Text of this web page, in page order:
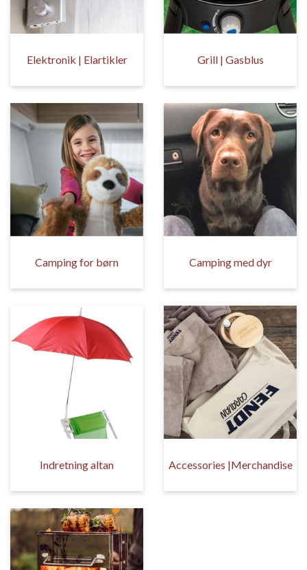
Elektronik | Elartikler Grill | Gasblus
Camping for børn Camping med dyr
Indretning altan Accessories |Merchandise